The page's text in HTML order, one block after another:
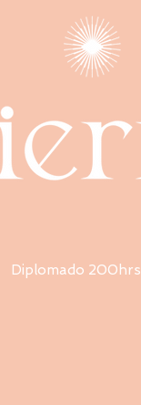
Diplomado 200hrs